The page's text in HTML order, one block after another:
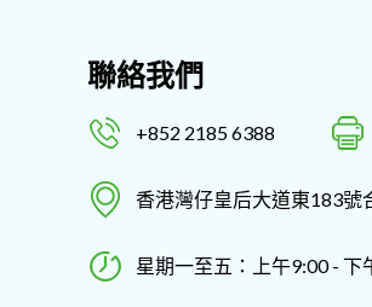
聯絡我們
+852 2185 6388
香港灣仔皇后大道東183號
星期一至五：上午9:00 - 下